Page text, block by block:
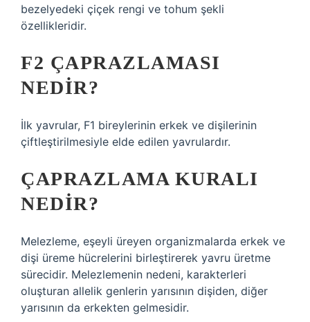
bezelyedeki çiçek rengi ve tohum şekli
özellikleridir.
F2 ÇAPRAZLAMASI
NEDIR?
İlk yavrular, F1 bireylerinin erkek ve dişilerinin
çiftleştirilmesiyle elde edilen yavrulardır.
ÇAPRAZLAMA KURALI
NEDIR?
Melezleme, eşeyli üreyen organizmalarda erkek ve
dişi üreme hücrelerini birleştirerek yavru üretme
sürecidir. Melezlemenin nedeni, karakterleri
oluşturan allelik genlerin yarısının dişiden, diğer
yarısının da erkekten gelmesidir.